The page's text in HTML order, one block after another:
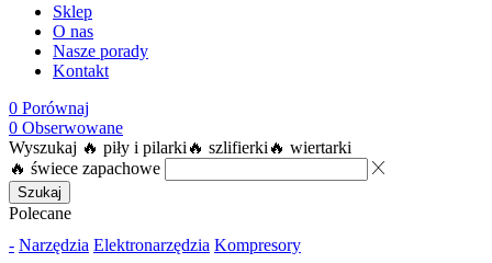
Sklep
O nas
Nasze porady
Kontakt
0 Porównaj
0 Obserwowane
Wyszukaj 🔥 piły i pilarki 🔥 szlifierki 🔥 wiertarki
🔥 świece zapachowe
Szukaj
Polecane
- Narzędzia Elektronarzędzia Kompresory